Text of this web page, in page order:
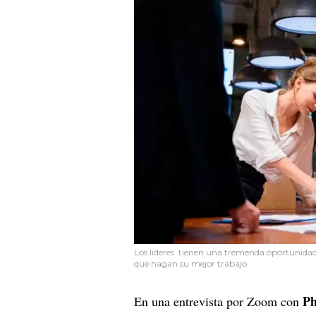
Los líderes tienen una tremenda
que hagan su mejor trabajo.
En una entrevista por Zoom con